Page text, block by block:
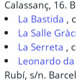
Calassanç, 16.
La Bastida ,
La Salle
La Serreta ,
Leonardo
Rubí, s/n.